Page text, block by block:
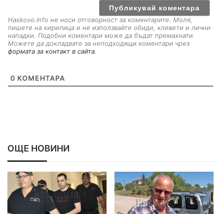
Haskovo.info не носи отговорност за коментарите. Моля,
пишете на кирилица и не използвайте обиди, клевети и лични
нападки. Подобни коментари може да бъдат премахнати.
Можете да докладвате за неподходящи коментари чрез
формата за контакт в сайта.
0 КОМЕНТАРА
ОЩЕ НОВИНИ